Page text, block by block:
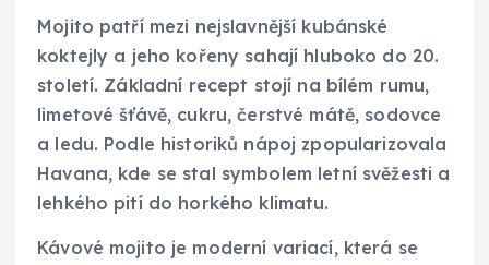
Mojito patří mezi nejslavnější kubánské
koktejly a jeho kořeny sahají hluboko do 20.
století. Základní recept stojí na bílém rumu,
limetové šťávě, cukru, čerstvé mátě, sodovce
a ledu. Podle historiků nápoj zpopularizovala
Havana, kde se stal symbolem letní svěžesti a
lehkého pití do horkého klimatu.
Kávové mojito je moderní variací, která se